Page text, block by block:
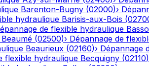
Barenton-Bugny (02000)›
hydraulique Barisis-aux-Bois (
de flexible hydraulique
Beaumé (02500)› Dépannage de
Beaurieux (02160)› Dépannage
flexible hydraulique Becquigny (02110)